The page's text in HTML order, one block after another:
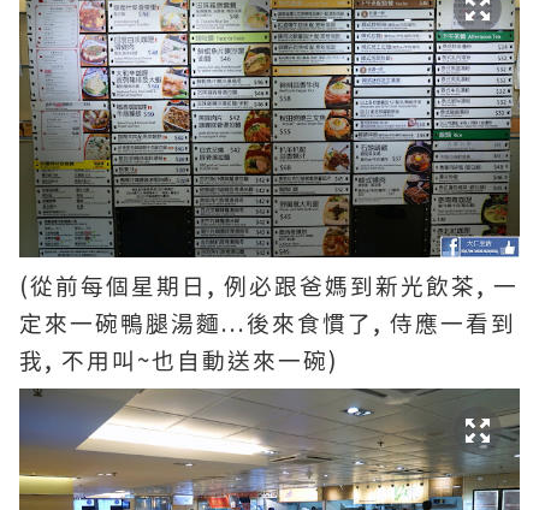
(從前每個星期日 , 例必跟爸媽到新光飲茶, 一
定來一碗鴨腿湯麵...後來食慣了 , 侍應一看到
我, 不用叫 ~也自動送來一碗)